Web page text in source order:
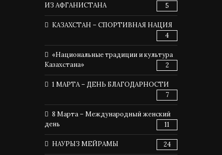
ИЗ АФГАНИСТАНА
5
КАЗАХСТАН – СПОРТИВНАЯ НАЦИЯ
4
«Национальные традиции и культура
Казахстана»
2
1 МАРТА – ДЕНЬ БЛАГОДАРНОСТИ
7
8 Марта – Международный женский
день
11
НАУРЫЗ МЕЙРАМЫ 24